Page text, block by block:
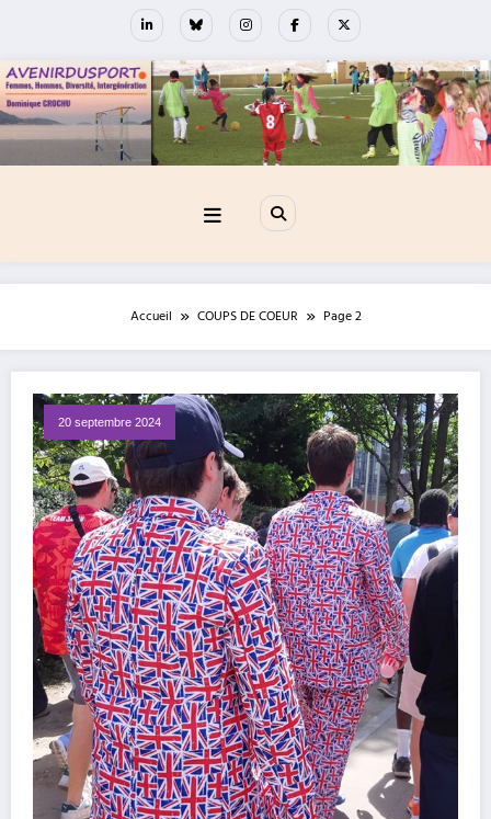
Accueil COUPS DE COEUR Page 2
20 septembre 2024